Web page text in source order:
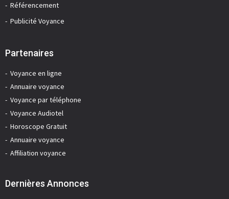
Référencement
Publicité Voyance
Partenaires
Voyance en ligne
Annuaire voyance
Voyance par téléphone
Voyance Audiotel
Horoscope Gratuit
Annuaire voyance
Affiliation voyance
Dernières Annonces